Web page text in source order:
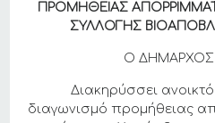
ΠΡΟΜΗΘΕΙΑΣ
ΣΥΛΛΟΓΗΣ
Ο ΔΗΜΑΡΧΟΣ
Διακηρύσσει ανοικτό
διαγωνισμό προμήθειας